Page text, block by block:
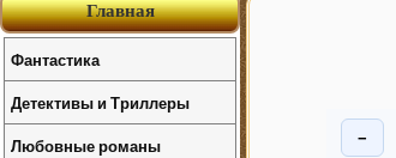
−
Главная
Фантастика
Детективы и Триллеры
Любовные романы